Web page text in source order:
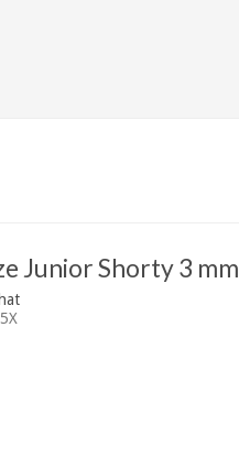
Junior Shorty 3 mm